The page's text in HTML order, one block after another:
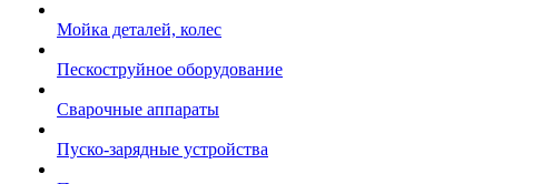
Мойка деталей, колес
Пескоструйное оборудование
Сварочные аппараты
Пуско-зарядные устройства